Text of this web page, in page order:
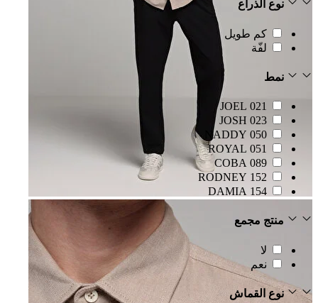
نوع الذراع
كم طويل
لفّة
نمط
021 JOEL
023 JOSH
050 NADDY
051 ROYAL
089 COBA
152 RODNEY
154 DAMIA
منتج مجمع
لا
نعم
نوع القماش